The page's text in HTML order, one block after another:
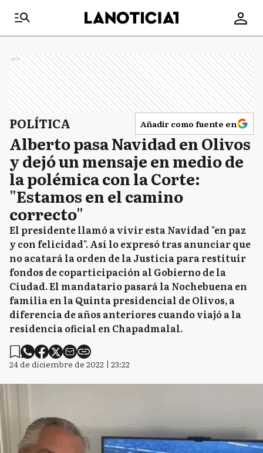
Ads
POLÍTICA Añadir como fuente en
Alberto pasa Navidad en Olivos
y dejó un mensaje en medio de
la polémica con la Corte:
"Estamos en el camino
correcto"
El presidente llamó a vivir esta Navidad "en paz
y con felicidad". Así lo expresó tras anunciar que
no acatará la orden de la Justicia para restituir
fondos de coparticipación al Gobierno de la
Ciudad. El mandatario pasará la Nochebuena en
familia en la Quinta presidencial de Olivos, a
diferencia de años anteriores cuando viajó a la
residencia oficial en Chapadmalal.
24 de diciembre de 2022 | 23:22